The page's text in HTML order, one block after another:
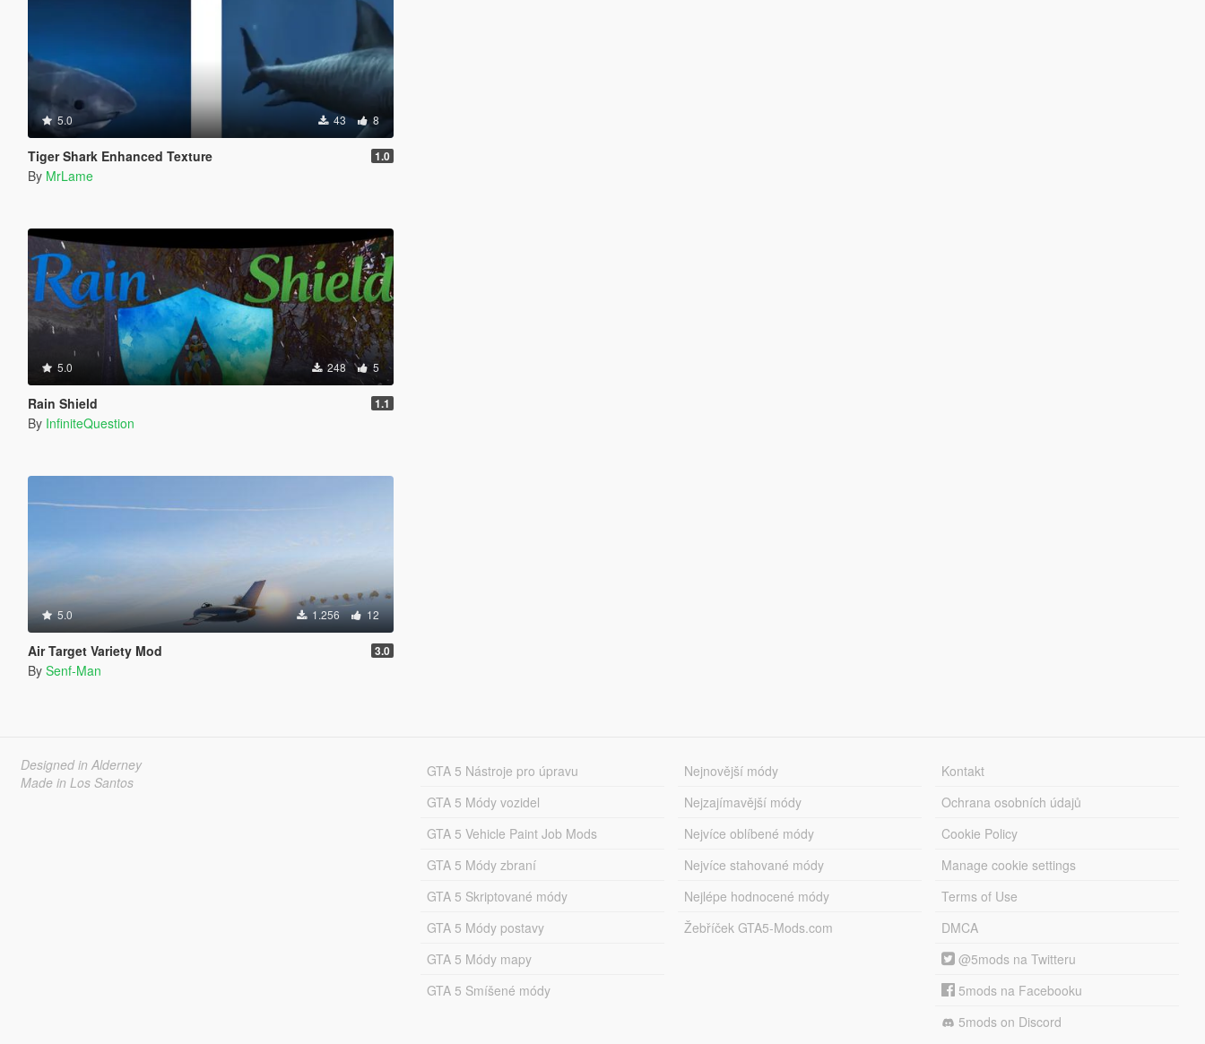
5.0 43 8
Tiger Shark Enhanced Texture 1.0
By MrLame
5.0 248 5
Rain Shield 1.1
By InfiniteQuestion
5.0 1.256 12
Air Target Variety Mod 3.0
By Senf-Man
Designed in Alderney
Made in Los Santos
GTA 5 Nástroje pro úpravu
GTA 5 Módy vozidel
GTA 5 Vehicle Paint Job Mods
GTA 5 Módy zbraní
GTA 5 Skriptované módy
GTA 5 Módy postavy
GTA 5 Módy mapy
GTA 5 Smíšené módy
Nejnovější módy
Nejzajímavější módy
Nejvíce oblíbené módy
Nejvíce stahované módy
Nejlépe hodnocené módy
Žebříček GTA5-Mods.com
Kontakt
Ochrana osobních údajů
Cookie Policy
Manage cookie settings
Terms of Use
DMCA
@5mods na Twitteru
5mods na Facebooku
5mods on Discord